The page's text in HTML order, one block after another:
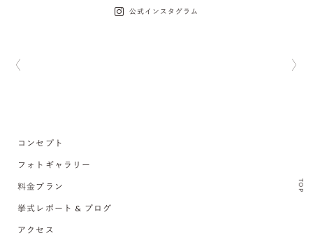
公式インスタグラム
TOP
コンセプト
フォトギャラリー
料金プラン
挙式レポート & ブログ
アクセス